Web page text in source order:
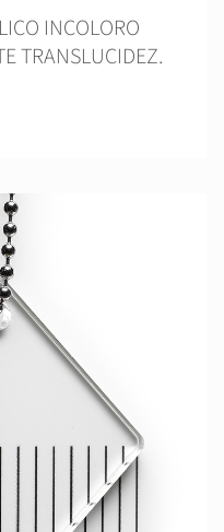
INCOLORO
TRANSLUCIDEZ.